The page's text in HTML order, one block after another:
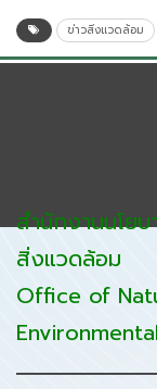
ข่าวสิ่งแวดล้อม
สำนักงานนโยบ
สิ่งแวดล้อม
Office of